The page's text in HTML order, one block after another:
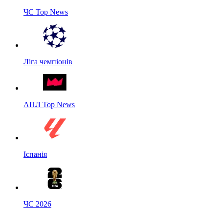
ЧС Top News
Ліга чемпіонів
АПЛ Top News
Іспанія
ЧС 2026